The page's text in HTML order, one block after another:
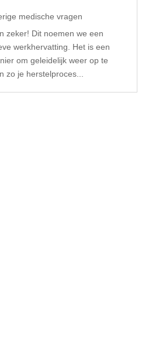
medische vragen
zeker! Dit noemen we een
werkhervatting. Het is een
om geleidelijk weer op te
zo je herstelproces...